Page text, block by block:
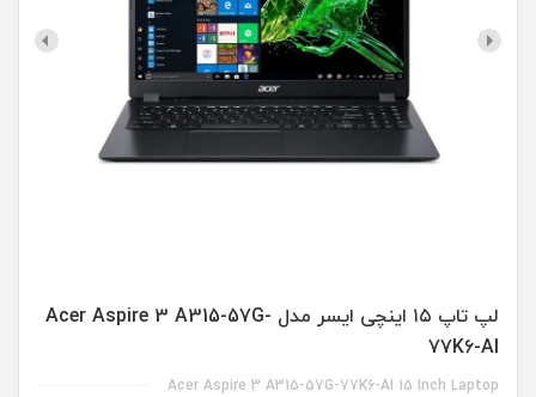
لپ تاپ ۱۵ اینچی ایسر مدل Acer Aspire 3 A315-57G-
77K6-AI
Acer Aspire 3 A315-57G-77K6-AI 15 Inch Laptop